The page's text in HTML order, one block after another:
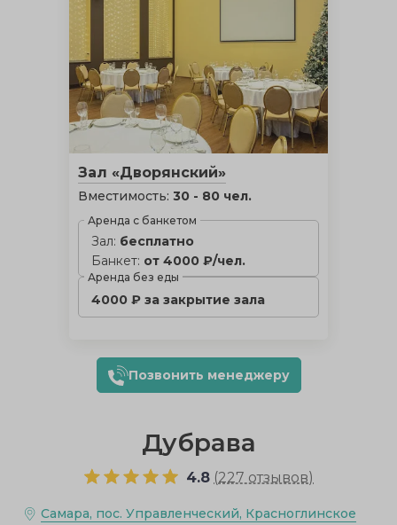
Зал «Дворянский»
Вместимость: 30 - 80 чел.
Аренда с банкетом
Зал: бесплатно
Банкет: от 4000 ₽/чел.
Аренда без еды
4000 ₽ за закрытие зала
Позвонить менеджеру
Дубрава
4.8 (227 отзывов)
Самара, пос. Управленческий, Красноглинское